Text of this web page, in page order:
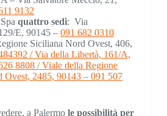
9132
quattro sedi: Via
E, 90145 – 091 682 0310
Siciliana Nord Ovest, 406,
/ Via della Libertà, 161/A,
8808 / Viale della Regione
Ovest, 2485, 90143 – 091 507
a Palermo le possibilità per